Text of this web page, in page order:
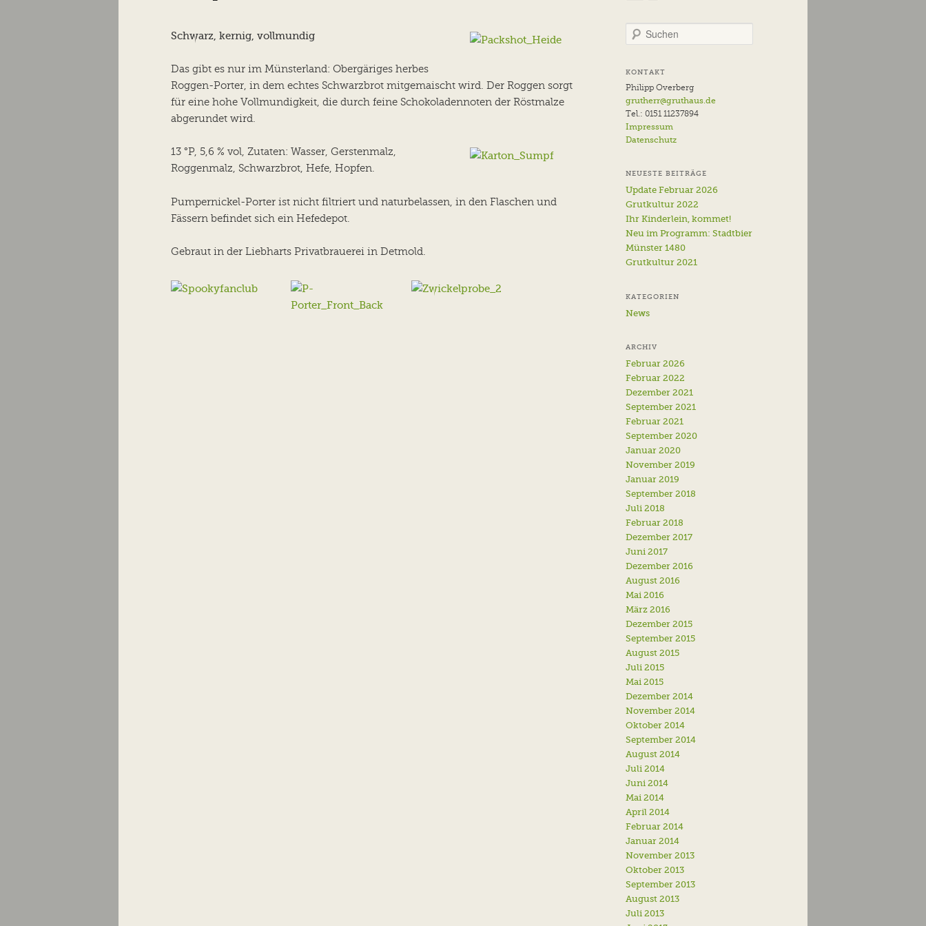
wechseln
Schwarz, kernig, vollmundig
Das gibt es nur im Münsterland: Obergäriges herbes
Roggen-Porter, in dem echtes Schwarzbrot mitgemaischt wird. Der Roggen sorgt
für eine hohe Vollmundigkeit, die durch feine Schokoladennoten der Röstmalze
abgerundet wird.
13 °P, 5,6 % vol, Zutaten: Wasser, Gerstenmalz,
Roggenmalz, Schwarzbrot, Hefe, Hopfen.
Pumpernickel-Porter ist nicht filtriert und naturbelassen, in den Flaschen und
Fässern befindet sich ein Hefedepot.
Gebraut in der Liebharts Privatbrauerei in Detmold.
u
h
KONTAKT
Philipp Overberg
grutherr@gruthaus.de
Tel.: 0151 11237894
Impressum
Datenschutz
NEUESTE BEITRÄGE
Update Februar 2026
Grutkultur 2022
Ihr Kinderlein, kommet!
Neu im Programm: Stadtbier
Münster 1480
Grutkultur 2021
KATEGORIEN
News
ARCHIV
Februar 2026
Februar 2022
Dezember 2021
September 2021
Februar 2021
September 2020
Januar 2020
November 2019
Januar 2019
September 2018
Juli 2018
Februar 2018
Dezember 2017
Juni 2017
Dezember 2016
August 2016
Mai 2016
März 2016
Dezember 2015
September 2015
August 2015
Juli 2015
Mai 2015
Dezember 2014
November 2014
Oktober 2014
September 2014
August 2014
Juli 2014
Juni 2014
Mai 2014
April 2014
Februar 2014
Januar 2014
November 2013
Oktober 2013
September 2013
August 2013
Juli 2013